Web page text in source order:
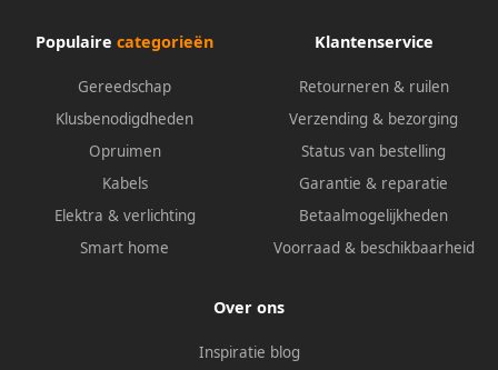
Populaire categorieën
Gereedschap
Klusbenodigdheden
Opruimen
Kabels
Elektra & verlichting
Smart home
Klantenservice
Retourneren & ruilen
Verzending & bezorging
Status van bestelling
Garantie & reparatie
Betaalmogelijkheden
Voorraad & beschikbaarheid
Over ons
Inspiratie blog